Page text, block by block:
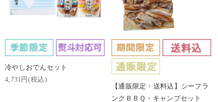
冷やしおでんセット
4,731円(税込)
【通販限定・送料込】シーフラ
ンクＢＢＱ・キャンプセット